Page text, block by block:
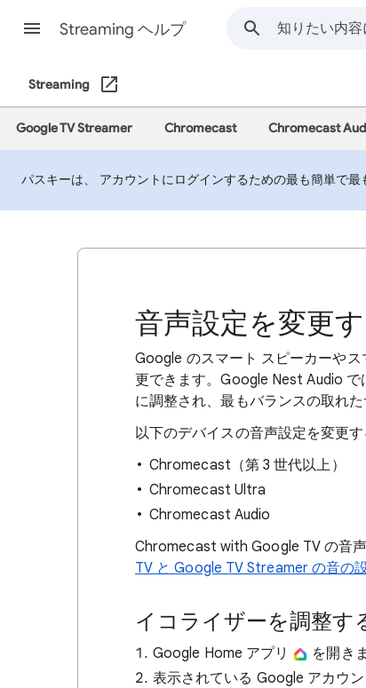
Streaming ヘルプ
Streaming
Google TV Streamer Chromecast Chromecast
パスキーは、 アカウントにログインするための最も簡単で
音声設定を変更
Google のスマート スピーカーや
更できます。Google Nest Audio
に調整され、最もバランスの取れた
以下のデバイスの音声設定を変更す
Chromecast（第 3 世代以上）
Chromecast Ultra
Chromecast Audio
Chromecast with Google TV の音
TV と Google TV Streamer の音の
イコライザーを調整す
Google Home アプリ
を開き
表示されている Google アカウ